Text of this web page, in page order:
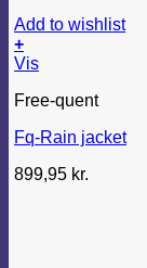
Add to wishlist
+
Dette
har
varianter.
kan
Vis
Free-quent
Fq-Rain jacket
899,95 kr.